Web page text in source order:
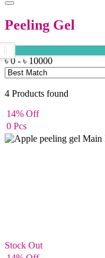
Peeling Gel
৳0 - ৳ 10000
4 Products found
14% Off
0 Pcs
Peeling Gel
Stock Out